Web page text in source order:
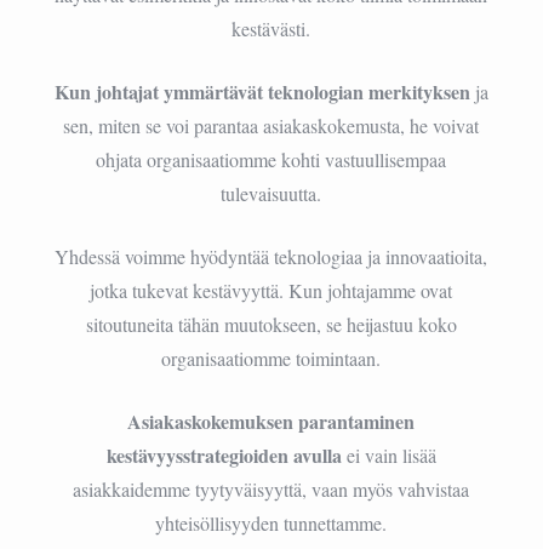
kestävästi.
Kun johtajat ymmärtävät teknologian merkityksen ja
sen, miten se voi parantaa asiakaskokemusta, he voivat
ohjata organisaatiomme kohti vastuullisempaa
tulevaisuutta.
Yhdessä voimme hyödyntää teknologiaa ja innovaatioita,
jotka tukevat kestävyyttä. Kun johtajamme ovat
sitoutuneita tähän muutokseen, se heijastuu koko
organisaatiomme toimintaan.
Asiakaskokemuksen parantaminen
kestävyysstrategioiden avullaei vain lisää
asiakkaidemme tyytyväisyyttä, vaan myös vahvistaa
yhteisöllisyyden tunnettamme.